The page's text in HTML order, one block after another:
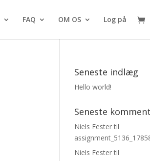
FAQ OM OS Log på
Seneste indlæg
Hello world!
Seneste
Niels Festertil
Niels Festertil